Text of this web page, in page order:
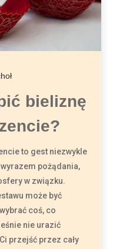
bieliznę
to gest niezwykle
pożądania,
w związku.
może być
coś, co
nie urazić
przejść przez cały